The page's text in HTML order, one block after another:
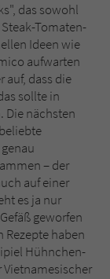
das sowohl
Tomaten-
Ideen wie
aufwarten
auf, dass die
sollte in
Die nächsten
– der
auf einer
es ja nur
geworfen
Rezepte haben
Hühnchen-
Vietnamesischer